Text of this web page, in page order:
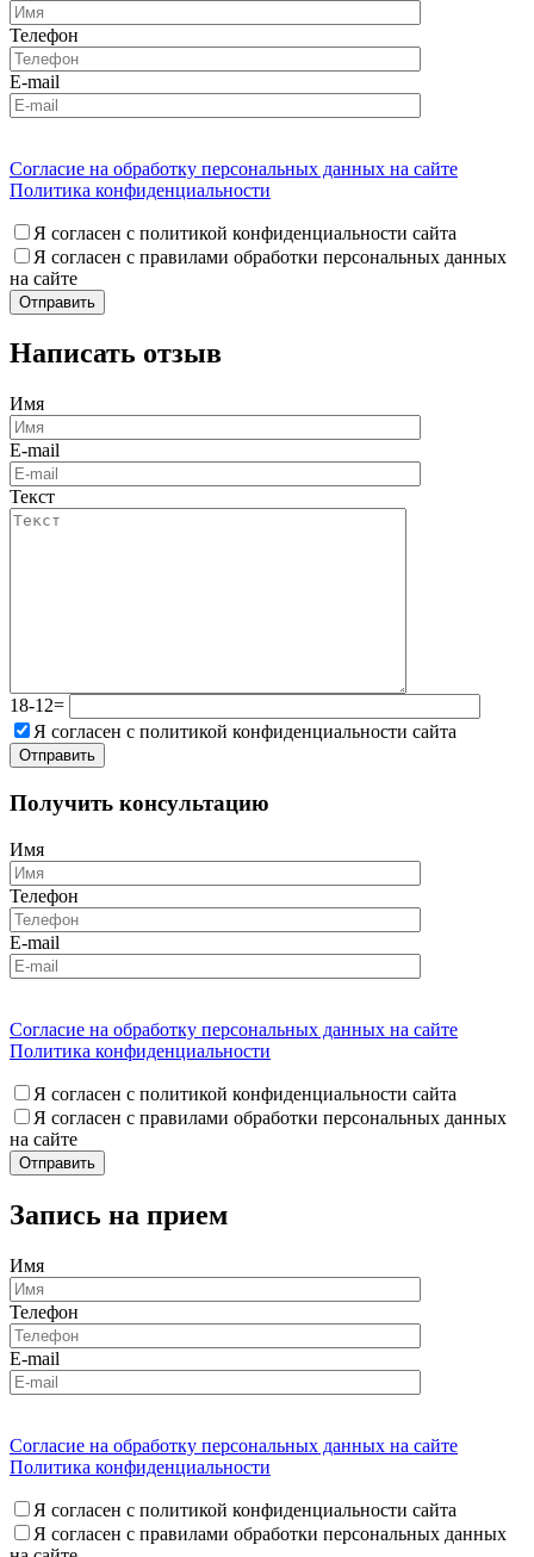
Телефон
E-mail
Согласие на обработку персональных данных на сайте
Политика конфиденциальности
Я согласен с политикой конфиденциальности сайта
Я согласен с правилами обработки персональных данных
на сайте
Написать отзыв
Имя
E-mail
Текст
18-12=
Я согласен с политикой конфиденциальности сайта
Получить консультацию
Имя
Телефон
E-mail
Согласие на обработку персональных данных на сайте
Политика конфиденциальности
Я согласен с политикой конфиденциальности сайта
Я согласен с правилами обработки персональных данных
на сайте
Запись на прием
Имя
Телефон
E-mail
Согласие на обработку персональных данных на сайте
Политика конфиденциальности
Я согласен с политикой конфиденциальности сайта
Я согласен с правилами обработки персональных данных